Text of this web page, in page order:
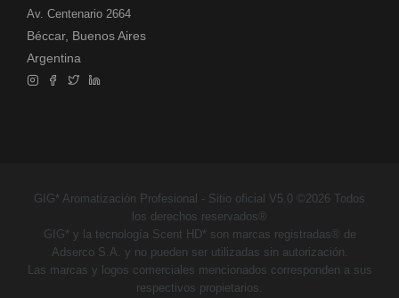
Av. Centenario 2664
Béccar, Buenos Aires
Argentina
GIG* Aromatización Profesional - Sitio oficial V5.0 ©2026 Todos
los derechos reservados®
GIG* y la tecnología Scent HD* son marcas registradas® de
Adserco S.A. y no pueden ser utilizadas sin autorización.
Las marcas y logos comerciales mencionados corresponden a sus
respectivos propietarios.